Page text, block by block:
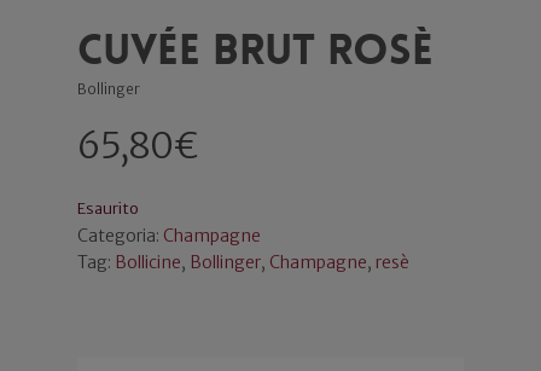
Cuvée Brut Rosè
Bollinger
65,80€
Esaurito
Categoria: Champagne
Tag: Bollicine, Bollinger, Champagne, resè